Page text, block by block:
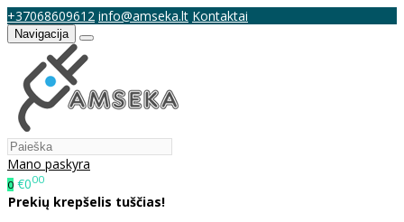
+37068609612 info@amseka.lt Kontaktai
Navigacija
Mano paskyra
0 €000
Prekių krepšelis tuščias!